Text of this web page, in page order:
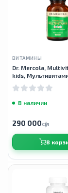
ВИТАМИНЫ
Dr. Mercola,
kids,
В наличии
290 000сӯм
В